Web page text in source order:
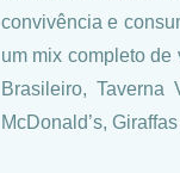
convivência e
um mix completo de
Brasileiro,
McDonald’s,